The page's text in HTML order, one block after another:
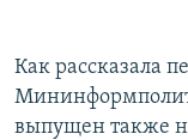
Как рассказала
выпущен также